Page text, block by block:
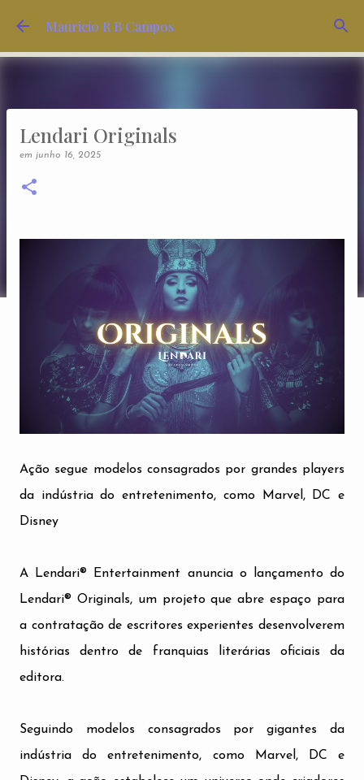
Pular para o conteúdo principal
Mauricio R B Campos
Lendari Originals
em junho 16, 2025
Ação segue modelos consagrados por grandes players
da indústria do entretenimento, como Marvel, DC e
Disney
A Lendari® Entertainment anuncia o lançamento do
Lendari® Originals, um projeto que abre espaço para
a contratação de escritores experientes desenvolverem
histórias dentro de franquias literárias oficiais da
editora.
Seguindo modelos consagrados por gigantes da
indústria do entretenimento, como Marvel, DC e